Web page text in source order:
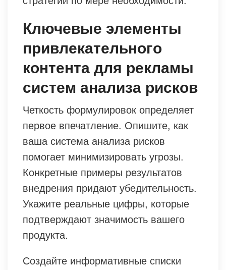
Ключевые элементы
привлекательного
контента для рекламы
систем анализа рисков
Четкость формулировок определяет
первое впечатление. Опишите, как
ваша система анализа рисков
помогает минимизировать угрозы.
Конкретные примеры результатов
внедрения придают убедительность.
Укажите реальные цифры, которые
подтверждают значимость вашего
продукта.
Создайте информативные списки